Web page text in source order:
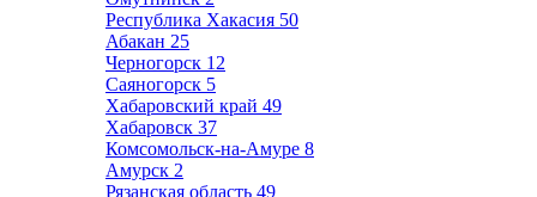
Республика Хакасия 50
Абакан 25
Черногорск 12
Саяногорск 5
Хабаровский край 49
Хабаровск 37
Комсомольск-на-Амуре 8
Амурск 2
Рязанская область 49